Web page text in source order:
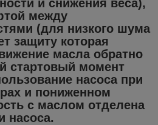
и снижения веса),
между
(для низкого шума
защиту которая
масла обратно
стартовый момент
насоса при
и пониженном
с маслом отделена
насоса.